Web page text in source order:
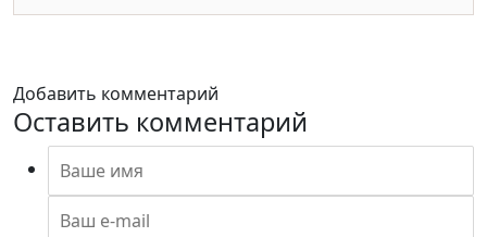
Добавить комментарий
Оставить комментарий